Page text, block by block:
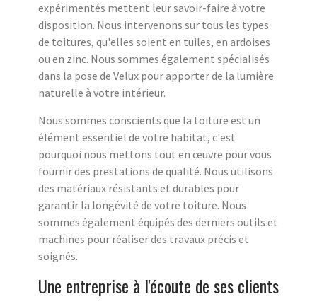
expérimentés mettent leur savoir-faire à votre
disposition. Nous intervenons sur tous les types
de toitures, qu'elles soient en tuiles, en ardoises
ou en zinc. Nous sommes également spécialisés
dans la pose de Velux pour apporter de la lumière
naturelle à votre intérieur.
Nous sommes conscients que la toiture est un
élément essentiel de votre habitat, c'est
pourquoi nous mettons tout en œuvre pour vous
fournir des prestations de qualité. Nous utilisons
des matériaux résistants et durables pour
garantir la longévité de votre toiture. Nous
sommes également équipés des derniers outils et
machines pour réaliser des travaux précis et
soignés.
Une entreprise à l'écoute de ses clients